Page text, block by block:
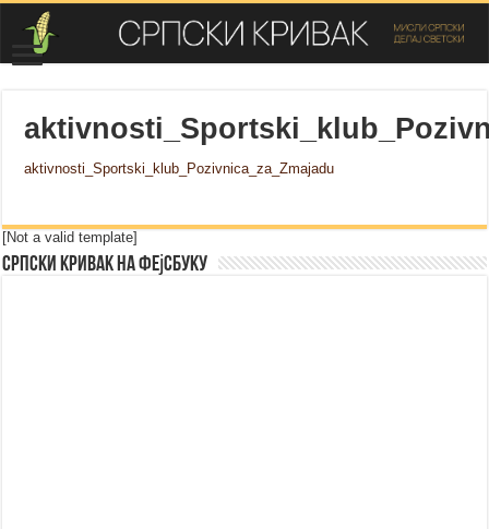
aktivnosti_Sportski_klub_Pozivnica_za_Zmajadu
[Not a valid template]
Српски Кривак на Фејсбуку